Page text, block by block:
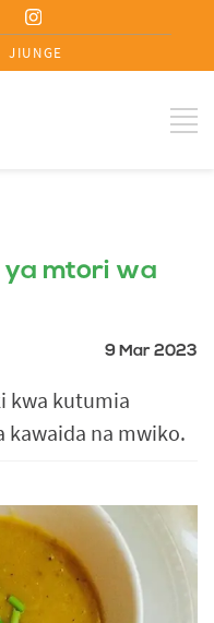
JIUNGE
ya mtori wa
9 Mar 2023
kwa kutumia
kawaida na mwiko.